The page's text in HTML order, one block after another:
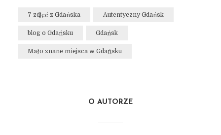
7 zdjęć z Gdańska Autentyczny Gdańsk
blog o Gdańsku Gdańsk
Mało znane miejsca w Gdańsku
O AUTORZE